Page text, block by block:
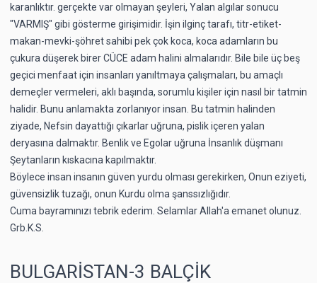
karanlıktır. gerçekte var olmayan şeyleri, Yalan algılar sonucu
"VARMIŞ" gibi gösterme girişimidir. İşin ilginç tarafı, titr-etiket-
makan-mevki-şöhret sahibi pek çok koca, koca adamların bu
çukura düşerek birer CÜCE adam halini almalarıdır. Bile bile üç beş
geçici menfaat için insanları yanıltmaya çalışmaları, bu amaçlı
demeçler vermeleri, aklı başında, sorumlu kişiler için nasıl bir tatmin
halidir. Bunu anlamakta zorlanıyor insan. Bu tatmin halinden
ziyade, Nefsin dayattığı çıkarlar uğruna, pislik içeren yalan
deryasına dalmaktır. Benlik ve Egolar uğruna İnsanlık düşmanı
Şeytanların kıskacına kapılmaktır.
Böylece insan insanın güven yurdu olması gerekirken, Onun eziyeti,
güvensizlik tuzağı, onun Kurdu olma şanssızlığıdır.
Cuma bayramınızı tebrik ederim. Selamlar Allah'a emanet olunuz.
Grb.K.S.
BULGARİSTAN-3 BALÇİK